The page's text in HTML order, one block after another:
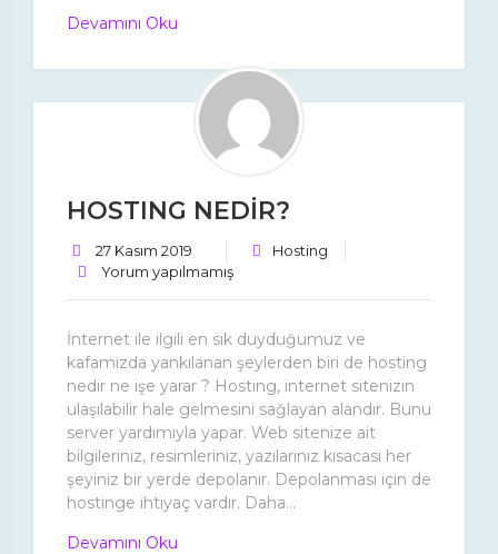
Devamını Oku
HOSTING NEDİR?
27 Kasım 2019
Hosting
Yorum yapılmamış
İnternet ile ilgili en sık duyduğumuz ve
kafamızda yankılanan şeylerden biri de hosting
nedir ne işe yarar ? Hosting, internet sitenizin
ulaşılabilir hale gelmesini sağlayan alandır. Bunu
server yardımıyla yapar. Web sitenize ait
bilgileriniz, resimleriniz, yazılarınız kısacası her
şeyiniz bir yerde depolanır. Depolanması için de
hostinge ihtiyaç vardır. Daha...
Devamını Oku